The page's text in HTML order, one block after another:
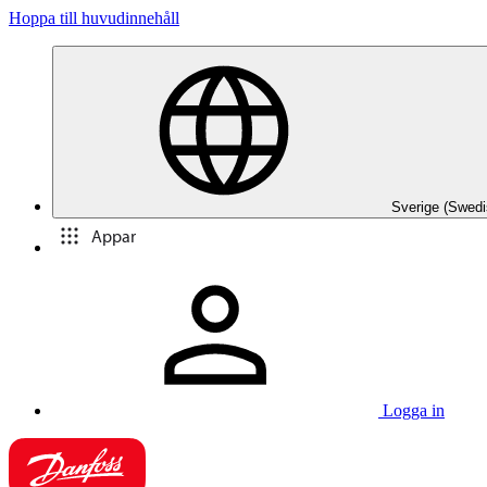
Hoppa till huvudinnehåll
Sverige
Appar
Logga in